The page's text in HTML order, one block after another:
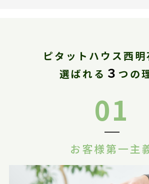
ピタットハウス西明
選ばれる ３ つの
01
お客様第一主